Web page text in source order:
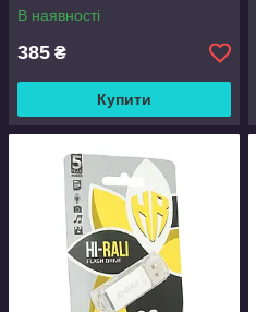
В наявності
385 ₴
Купити